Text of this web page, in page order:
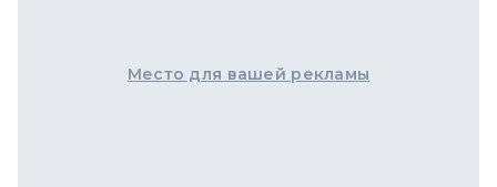
Место для вашей рекламы